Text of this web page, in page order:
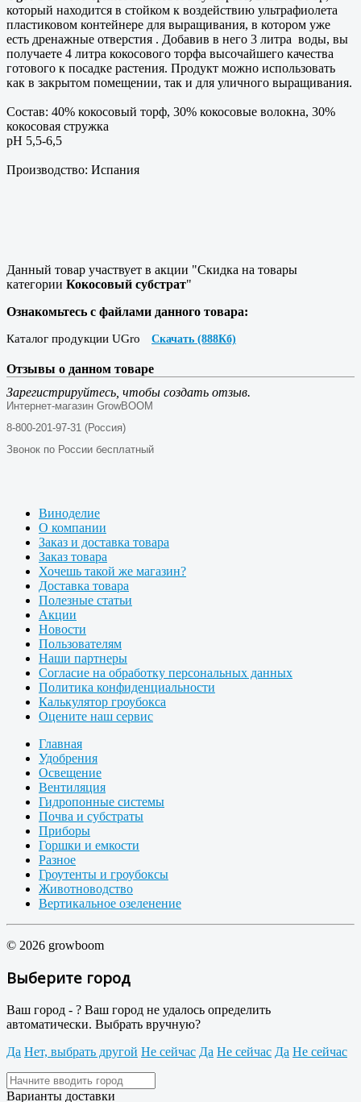
который находится в стойком к воздействию ультрафиолета
пластиковом контейнере для выращивания, в котором уже
есть дренажные отверстия . Добавив в него 3 литра воды, вы
получаете 4 литра кокосового торфа высочайшего качества
готового к посадке растения. Продукт можно использовать
как в закрытом помещении, так и для уличного выращивания.
Состав: 40% кокосовый торф, 30% кокосовые волокна, 30%
кокосовая стружка
pH 5,5-6,5
Производство: Испания
Данный товар участвует в акции "Скидка на товары
категории Кокосовый субстрат"
Ознакомьтесь с файлами данного товара:
Каталог продукции UGro Скачать (888Кб)
Отзывы о данном товаре
Зарегистрируйтесь, чтобы создать отзыв.
Интернет-магазин GrowBOOM
8-800-201-97-31 (Россия)
Звонок по России бесплатный
Виноделие
О компании
Заказ и доставка товара
Заказ товара
Хочешь такой же магазин?
Доставка товара
Полезные статьи
Акции
Новости
Пользователям
Наши партнеры
Согласие на обработку персональных данных
Политика конфиденциальности
Калькулятор гроубокса
Оцените наш сервис
Главная
Удобрения
Освещение
Вентиляция
Гидропонные системы
Почва и субстраты
Приборы
Горшки и емкости
Разное
Гроутенты и гроубоксы
Животноводство
Вертикальное озеленение
© 2026 growboom
Выберите город
Ваш город - ? Ваш город не удалось определить
автоматически. Выбрать вручную?
Да Нет, выбрать другой Не сейчас Да Не сейчас Да Не сейчас
Варианты доставки